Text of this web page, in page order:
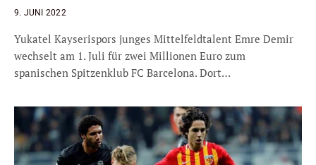
9. JUNI 2022
Yukatel Kayserispors junges Mittelfeldtalent Emre Demir
wechselt am 1. Juli für zwei Millionen Euro zum
spanischen Spitzenklub FC Barcelona. Dort…